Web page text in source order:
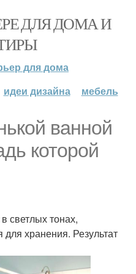
ДЛЯ ДОМА И
для дома
идеи дизайна мебель
ванной
которой
светлых тонах,
хранения. Результат